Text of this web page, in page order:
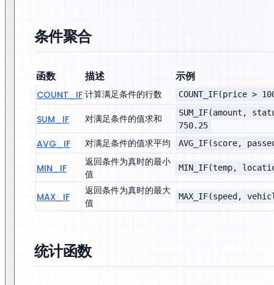
条件聚合
函数 描述 示例
COUNT_IF 计算满足条件的行数 COUNT_IF(price >
SUM_IF 对满足条件的值求和
SUM_IF(amount,
750.25
AVG_IF 对满足条件的值求平均 AVG_IF(score,
MIN_IF
返回条件为真时的最小
值
MIN_IF(temp,
MAX_IF
返回条件为真时的最大
值
MAX_IF(speed,
统计函数